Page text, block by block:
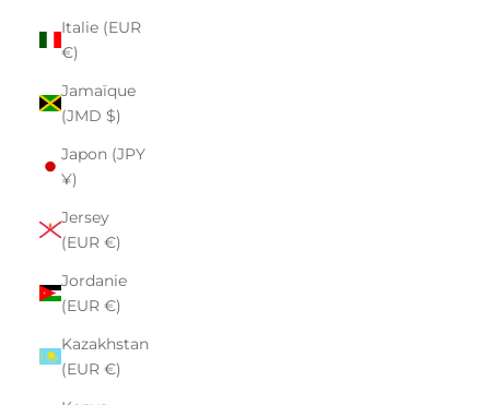
Italie (EUR
€)
Jamaïque
(JMD $)
Japon (JPY
¥)
Jersey
(EUR €)
Jordanie
(EUR €)
Kazakhstan
(EUR €)